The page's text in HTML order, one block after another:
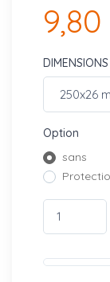
DIMENSIONS
Option
sans